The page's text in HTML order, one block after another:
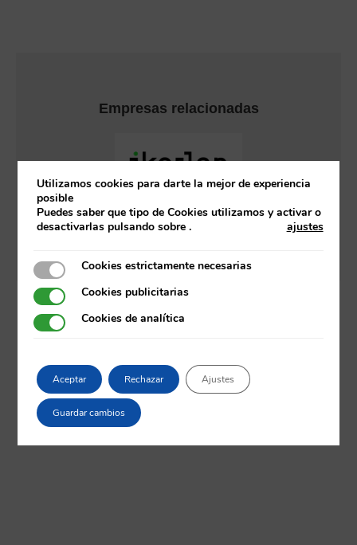
Empresas relacionadas
Utilizamos cookies para darte la mejor de experiencia
posible
Puedes saber que tipo de Cookies utilizamos y activar o
desactivarlas pulsando sobre
ajustes
.
Cookies estrictamente necesarias
Cookies estrictamente necesarias
Cookies publicitarias
Cookies publicitarias
Cookies de analítica
Cookies de analítica
Aceptar Rechazar Ajustes
Guardar cambios